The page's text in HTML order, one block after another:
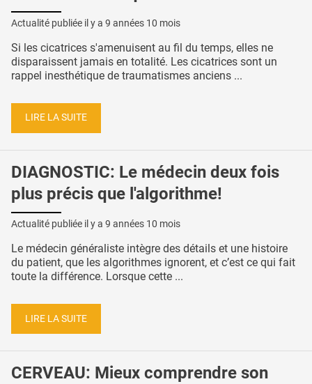
Actualité publiée il y a 9 années 10 mois
Si les cicatrices s'amenuisent au fil du temps, elles ne
disparaissent jamais en totalité. Les cicatrices sont un
rappel inesthétique de traumatismes anciens ...
LIRE LA SUITE
DIAGNOSTIC: Le médecin deux fois
plus précis que l'algorithme!
Actualité publiée il y a 9 années 10 mois
Le médecin généraliste intègre des détails et une histoire
du patient, que les algorithmes ignorent, et c’est ce qui fait
toute la différence. Lorsque cette ...
LIRE LA SUITE
CERVEAU: Mieux comprendre son